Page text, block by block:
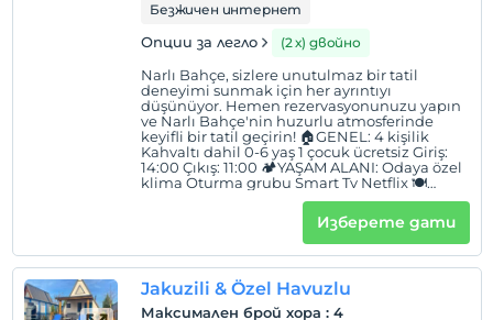
Безжичен интернет
Опции за легло (2 х) двойно
Narlı Bahçe, sizlere unutulmaz bir tatil
deneyimi sunmak için her ayrıntıyı
düşünüyor. Hemen rezervasyonunuzu yapın
ve Narlı Bahçe'nin huzurlu atmosferinde
keyifli bir tatil geçirin! 🏠GENEL: 4 kişilik
Kahvaltı dahil 0-6 yaş 1 çocuk ücretsiz Giriş:
14:00 Çıkış: 11:00 🏕YAŞAM ALANI: Odaya özel
klima Oturma grubu Smart Tv Netflix 🍽
MUTFAK: Mini buzdolabı Mini mutffak Kettle
grubu
Изберете дати
Jakuzili & Özel Havuzlu
Максимален брой хора : 4